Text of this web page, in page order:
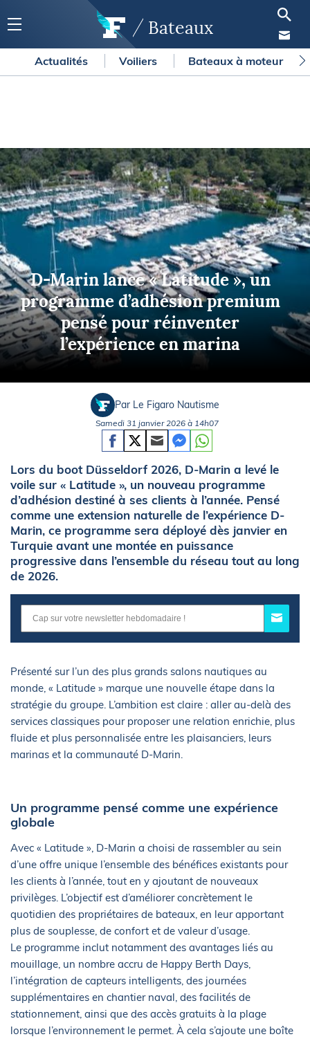
Bateaux
Actualités Voiliers Bateaux à moteur
D-Marin lance « Latitude », un
programme d’adhésion premium
pensé pour réinventer
l’expérience en marina
Par Le Figaro Nautisme
Samedi 31 janvier 2026 à 14h07
Lors du boot Düsseldorf 2026, D-Marin a levé le
voile sur « Latitude », un nouveau programme
d’adhésion destiné à ses clients à l’année. Pensé
comme une extension naturelle de l’expérience D-
Marin, ce programme sera déployé dès janvier en
Turquie avant une montée en puissance
progressive dans l’ensemble du réseau tout au long
de 2026.
Présenté sur l’un des plus grands salons nautiques au
monde, « Latitude » marque une nouvelle étape dans la
stratégie du groupe. L’ambition est claire : aller au-delà des
services classiques pour proposer une relation enrichie, plus
fluide et plus personnalisée entre les plaisanciers, leurs
marinas et la communauté D-Marin.
Un programme pensé comme une expérience
globale
Avec « Latitude », D-Marin a choisi de rassembler au sein
d’une offre unique l’ensemble des bénéfices existants pour
les clients à l’année, tout en y ajoutant de nouveaux
privilèges. L’objectif est d’améliorer concrètement le
quotidien des propriétaires de bateaux, en leur apportant
plus de souplesse, de confort et de valeur d’usage.
Le programme inclut notamment des avantages liés au
mouillage, un nombre accru de Happy Berth Days,
l’intégration de capteurs intelligents, des journées
supplémentaires en chantier naval, des facilités de
stationnement, ainsi que des accès gratuits à la plage
lorsque l’environnement le permet. À cela s’ajoute une boîte